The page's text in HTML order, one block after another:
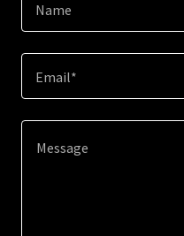
Name
Email*